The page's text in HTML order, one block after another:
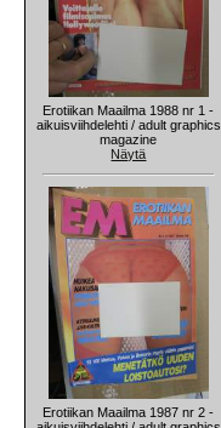
Erotiikan Maailma 1988 nr 1 -
aikuisviihdelehti / adult graphics
magazine
Näytä
Erotiikan Maailma 1987 nr 2 -